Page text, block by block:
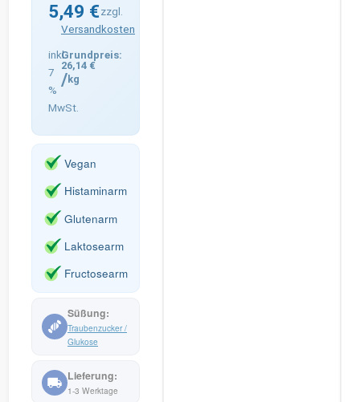
5,49 €
inkl.
7
%
MwSt.
zzgl.
Versandkosten
26,14 €
/ kg
Vegan
Histaminarm
Glutenarm
Laktosearm
Fructosearm
Traubenzucker /
Glukose
1-3 Werktage